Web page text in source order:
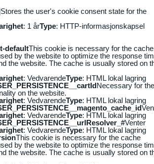
Stores the user's cookie consent state for the
: 1 årType: HTTP-informasjonskapsel
defaultThis cookie is necessary for the cache
by the website to optimize the response
the website. The cache is usually stored on
: VedvarendeType: HTML lokal lagring
Necessary for the
on the website.
: VedvarendeType: HTML lokal lagring
: VedvarendeType: HTML lokal lagring
Venter
: VedvarendeType: HTML lokal lagring
This cookie is necessary for the cache
by the website to optimize the response
the website. The cache is usually stored on